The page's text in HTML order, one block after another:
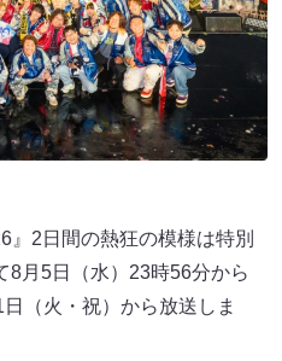
』2日間の熱狂の模様は特別
8月5日（水）23時56分から
（火・祝）から放送しま